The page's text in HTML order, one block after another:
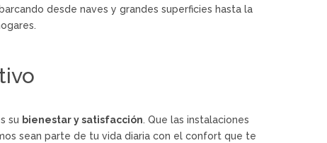
desde naves y grandes superficies hasta la
su bienestar y satisfacción. Que las instalaciones
sean parte de tu vida diaria con el confort que te